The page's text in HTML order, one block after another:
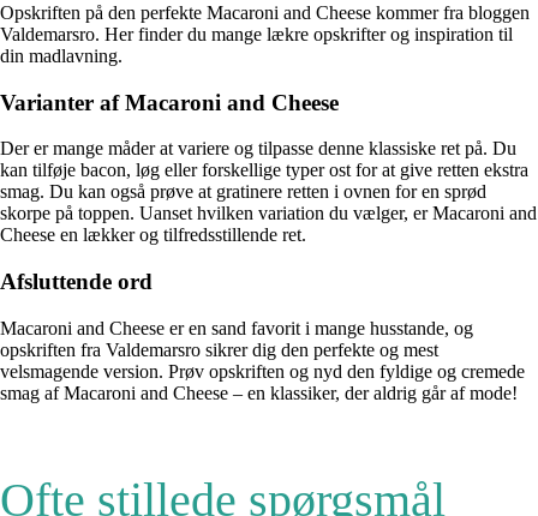
Opskriften på den perfekte Macaroni and Cheese kommer fra bloggen
Valdemarsro. Her finder du mange lækre opskrifter og inspiration til
din madlavning.
Varianter af Macaroni and Cheese
Der er mange måder at variere og tilpasse denne klassiske ret på. Du
kan tilføje bacon, løg eller forskellige typer ost for at give retten ekstra
smag. Du kan også prøve at gratinere retten i ovnen for en sprød
skorpe på toppen. Uanset hvilken variation du vælger, er Macaroni and
Cheese en lækker og tilfredsstillende ret.
Afsluttende ord
Macaroni and Cheese er en sand favorit i mange husstande, og
opskriften fra Valdemarsro sikrer dig den perfekte og mest
velsmagende version. Prøv opskriften og nyd den fyldige og cremede
smag af Macaroni and Cheese – en klassiker, der aldrig går af mode!
Ofte stillede spørgsmål